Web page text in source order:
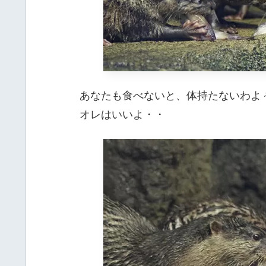
あなたも食べないと、体持たないわよ
オレはいいよ・・